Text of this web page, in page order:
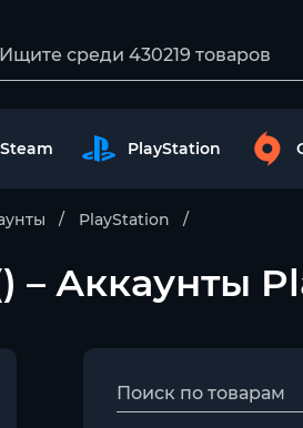
Steam PlayStation
PlayStation
– Аккаунты